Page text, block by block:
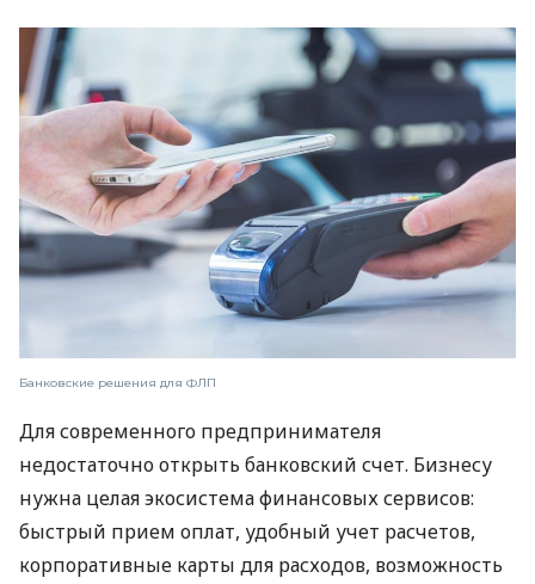
Банковские решения для ФЛП
Для современного предпринимателя
недостаточно открыть банковский счет. Бизнесу
нужна целая экосистема финансовых сервисов:
быстрый прием оплат, удобный учет расчетов,
корпоративные карты для расходов, возможность